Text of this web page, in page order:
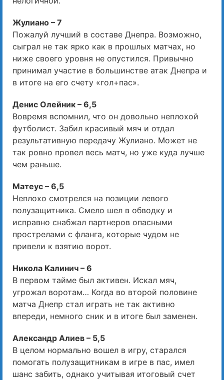
Жулиано – 7
Пожалуй лучший в составе Днепра. Возможно,
сыграл не так ярко как в прошлых матчах, но
ниже своего уровня не опустился. Привычно
принимал участие в большинстве атак Днепра и
в итоге на его счету «гол+пас».
Денис Олейник – 6,5
Вовремя вспомнил, что он довольно неплохой
футболист. Забил красивый мяч и отдал
результативную передачу Жулиано. Может не
так ровно провел весь матч, но уже куда лучше
чем раньше.
Матеус – 6,5
Неплохо смотрелся на позиции левого
полузащитника. Смело шел в обводку и
исправно снабжал партнеров опасными
прострелами с фланга, которые чудом не
привели к взятию ворот.
Никола Калинич – 6
В первом тайме был активен. Искал мяч,
угрожал воротам… Когда во второй половине
матча Днепр стал играть не так активно
впереди, немного сник и в итоге был заменен.
Александр Алиев – 5,5
В целом нормально вошел в игру, старался
помогать полузащитникам в игре в пас, имел
шанс забить, однако учитывая итоговый счет